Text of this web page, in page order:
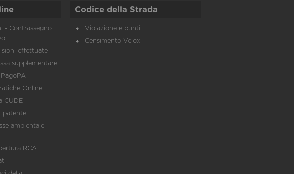
- Contrassegno
effettuate
supplementare
Online
CUDE
patente
ambientale
RCA
Codice della Strada
Violazione e punti
Censimento Velox